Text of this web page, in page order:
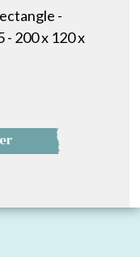
-
- 200 x 120 x